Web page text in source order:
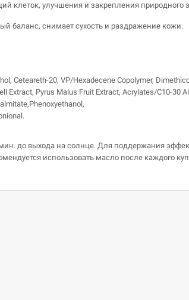
клеток, улучшения и закрепления природного
баланс, снимает сухость и раздражение кожи.
Ceteareth-20, VP/Hexadecene Copolymer,
Extract, Pyrus Malus Fruit Extract, Acrylates/C10-30
до выхода на солнце. Для поддержания
использовать масло после каждого